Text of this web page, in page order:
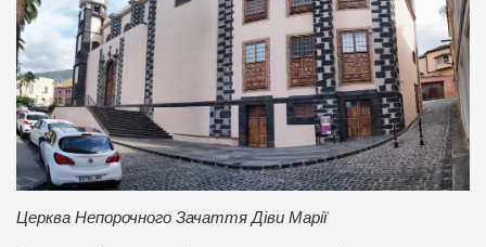
Церква Непорочного Зачаття Діви Марії